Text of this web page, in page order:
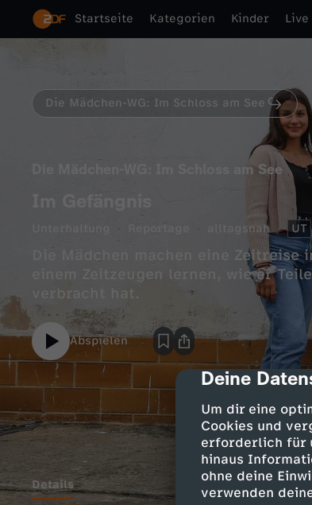
cmp-
Deine
Um dir eine
Cookies und
erforderlich für
hinaus
ohne deine
verwenden
Startseite Kategorien Kinder Live
Die Mädchen-WG: Im Schloss am See
Die Mädchen-WG: Im Schloss am See
Im Gefängnis
Reportage alltagsnah UT
Die Mädchen machen eine
einem Zeitzeugen lernen, wie er
verbracht hat.
Abspielen
Details